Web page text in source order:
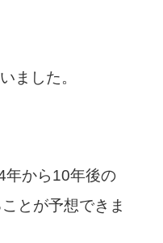
ました。
年から10年後の
とが予想できま